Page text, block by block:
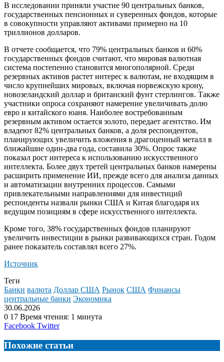
В исследовании приняли участие 90 центральных банков,
государственных пенсионных и суверенных фондов, которые
в совокупности управляют активами примерно на 10
триллионов долларов.
В отчете сообщается, что 79% центральных банков и 60%
государственных фондов считают, что мировая валютная
система постепенно становится многополярной. Среди
резервных активов растет интерес к валютам, не входящим в
число крупнейших мировых, включая норвежскую крону,
новозеландский доллар и британский фунт стерлингов. Также
участники опроса сохраняют намерение увеличивать долю
евро и китайского юаня. Наиболее востребованным
резервным активом остается золото, передает агентство. Им
владеют 82% центральных банков, а доля респондентов,
планирующих увеличить вложения в драгоценный металл в
ближайшие один-два года, составила 30%. Опрос также
показал рост интереса к использованию искусственного
интеллекта. Более двух третей центральных банков намерены
расширить применение ИИ, прежде всего для анализа данных
и автоматизации внутренних процессов. Самыми
привлекательными направлениями для инвестиций
респонденты назвали рынки США и Китая благодаря их
ведущим позициям в сфере искусственного интеллекта.
Кроме того, 38% государственных фондов планируют
увеличить инвестиции в рынки развивающихся стран. Годом
ранее показатель составлял всего 27%.
Источник
Теги
Банки валюта Доллар США Рынок США Финансы
центральные банки Экономика
30.06.2026
0 17 Время чтения: 1 минута
Facebook TwitterLinkedIn
Tumblr
Reddit
Вконтакте
Одноклассники
Skype
Messenger
Messenger
WhatsApp
Telegram
Viber
Line
Поделиться
электронную
почту
Похожие статьи